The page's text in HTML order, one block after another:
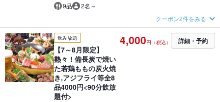
9品 2名～
クーポン2件をみる
飲み放題
【7～8月限定】
熱々！備長炭で焼い
た若鶏ももの炭火焼
き,アジフライ等全8
品4000円<90分飲放
題付>
4,000円（税込） 詳細・予約